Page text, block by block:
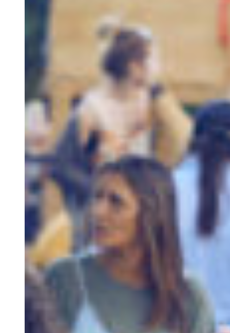
Our Spaces
Nazari Restaurant
Alma Mater
Eco Store
Magic Garden
Cowork
Blog
Groups
Retreats
Study Visits
Experiences
Events